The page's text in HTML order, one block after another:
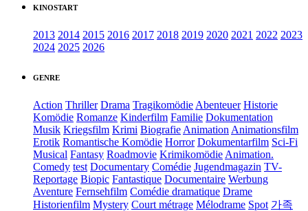
KINOSTART
2013 2014 2015 2016 2017 2018 2019 2020 2021 2022 2023
2024 2025 2026
GENRE
Action Thriller Drama Tragikomödie Abenteuer Historie
Komödie Romanze Kinderfilm Familie Dokumentation
Musik Kriegsfilm Krimi Biografie Animation Animationsfilm
Erotik Romantische Komödie Horror Dokumentarfilm Sci-Fi
Musical Fantasy Roadmovie Krimikomödie Animation.
Comedy test Documentary Comédie Jugendmagazin TV-
Reportage Biopic Fantastique Documentaire Werbung
Aventure Fernsehfilm Comédie dramatique Drame
Historienfilm Mystery Court métrage Mélodrame Spot 가족